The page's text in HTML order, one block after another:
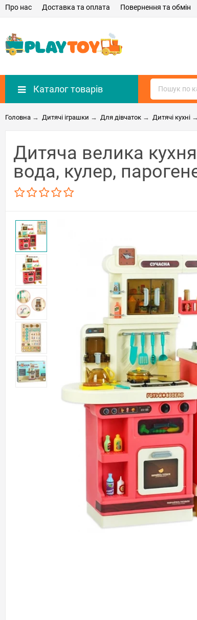
Про нас Доставка та оплата Повернення та обмін
Каталог товарів
Головна → Дитячі іграшки → Для дівчаток → Дитячі кухні →
Дитяча велика
вода, кулер,